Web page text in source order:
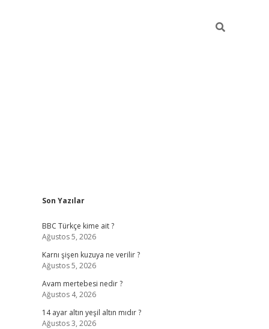
Sidebar
Son Yazılar
BBC Türkçe kime ait ?
Ağustos 5, 2026
Karnı şişen kuzuya ne verilir ?
Ağustos 5, 2026
Avam mertebesi nedir ?
Ağustos 4, 2026
14 ayar altın yeşil altın mıdır ?
Ağustos 3, 2026